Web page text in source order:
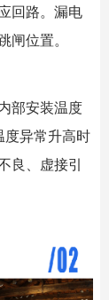
回路。漏电
位置。
部安装温度
度异常升高时
良、虚接引